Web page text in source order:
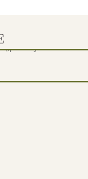
„povoljni satovi“